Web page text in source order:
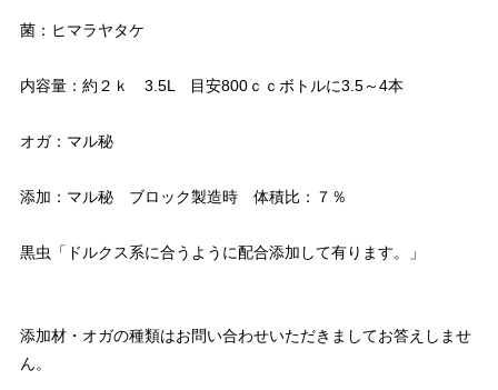
菌：ヒマラヤタケ
内容量：約２ｋ 3.5L 目安800ｃｃボトルに3.5～4本
オガ：マル秘
添加：マル秘 ブロック製造時 体積比：７％
黒虫「ドルクス系に合うように配合添加して有ります。」
添加材・オガの種類はお問い合わせいただきましてお答えしませ
ん。